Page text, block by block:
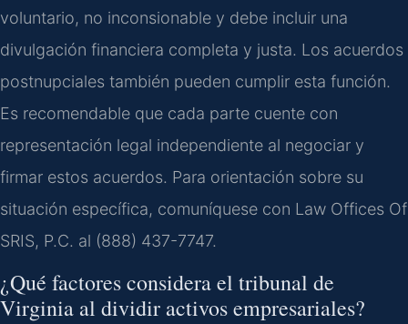
voluntario, no inconsionable y debe incluir una
divulgación financiera completa y justa. Los acuerdos
postnupciales también pueden cumplir esta función.
Es recomendable que cada parte cuente con
representación legal independiente al negociar y
firmar estos acuerdos. Para orientación sobre su
situación específica, comuníquese con Law Offices Of
SRIS, P.C. al (888) 437-7747.
¿Qué factores considera el tribunal de
Virginia al dividir activos empresariales?